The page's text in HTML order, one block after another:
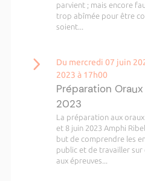
parvient ; mais encore
trop abîmée pour être
soient...
Du mercredi 07 juin
2023 à 17h00
Préparation Oraux
2023
La préparation aux oraux
et 8 juin 2023 Amphi
but de comprendre les
public et de travailler
aux épreuves...